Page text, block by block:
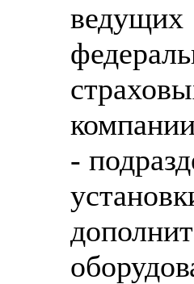
ведущих
-